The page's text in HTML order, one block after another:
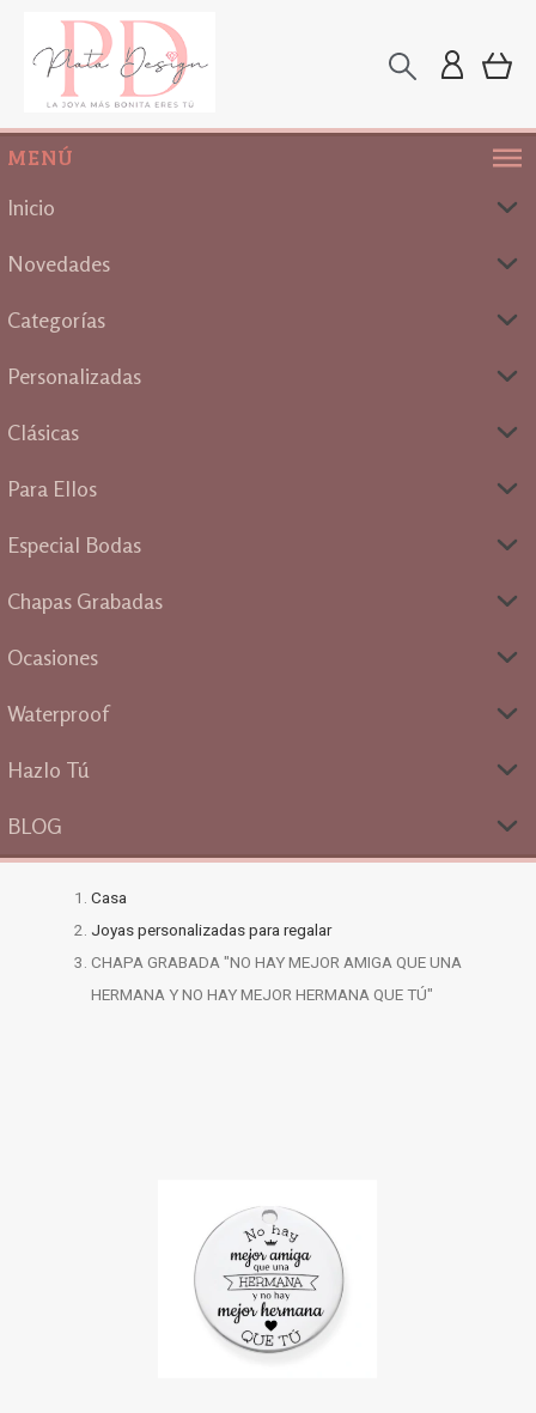
MENÚ
Inicio
Novedades
Categorías
Personalizadas
Clásicas
Para Ellos
Especial Bodas
Chapas Grabadas
Ocasiones
Waterproof
Hazlo Tú
BLOG
Casa
Joyas personalizadas para regalar
CHAPA GRABADA "NO HAY MEJOR AMIGA QUE UNA
HERMANA Y NO HAY MEJOR HERMANA QUE TÚ"